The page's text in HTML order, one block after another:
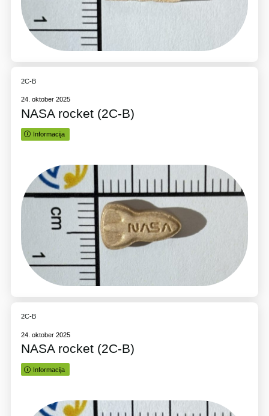
2C-B
24. oktober 2025
NASA rocket (2C-B)
Informacija
2C-B
24. oktober 2025
NASA rocket (2C-B)
Informacija